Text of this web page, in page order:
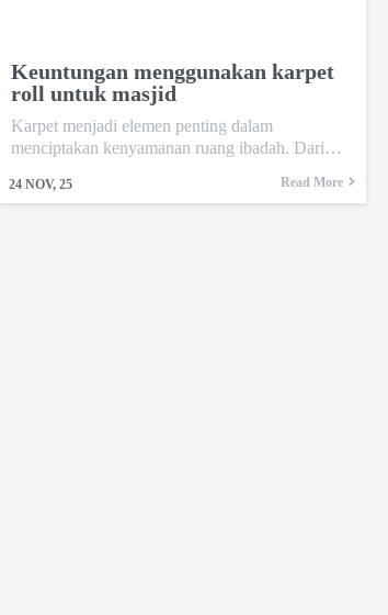
Keuntungan menggunakan karpet
roll untuk masjid
24 NOV, 25
Karpet menjadi elemen penting dalam
menciptakan kenyamanan ruang ibadah. Dari…
Read More